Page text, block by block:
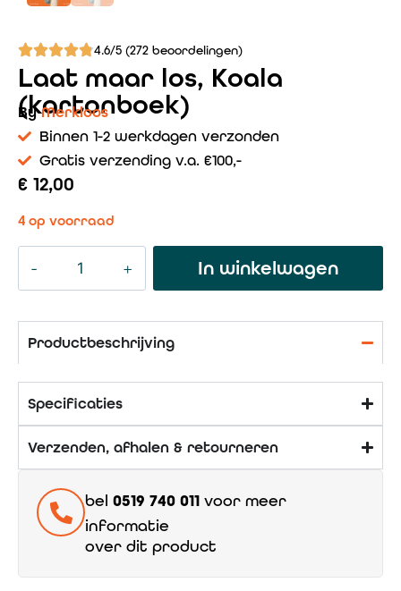
4.6/5 (272 beoordelingen)
Laat maar los, Koala
(kartonboek)
ByMerkloos
Binnen 1-2 werkdagen verzonden
Gratis verzending v.a. €100,-
€ 12,00
4 op voorraad
In winkelwagen
Productbeschrijving
Specificaties
Verzenden, afhalen & retourneren
bel 0519 740 011 voor meer
informatie
over dit product